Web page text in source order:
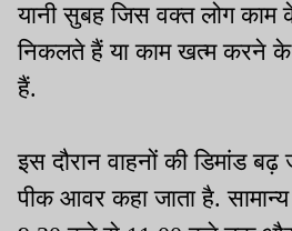
यानी सुबह जिस वक्त लोग काम
निकलते हैं या काम खत्म करने
हैं.
इस दौरान वाहनों की डिमांड
पीक आवर कहा जाता है.